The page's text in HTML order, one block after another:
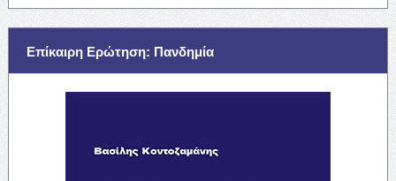
Επίκαιρη Ερώτηση: Πανδημία